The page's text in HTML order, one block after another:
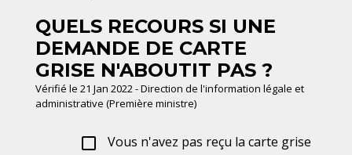
QUELS RECOURS SI UNE
DEMANDE DE CARTE
GRISE N'ABOUTIT PAS ?
Vérifié le 21 Jan 2022 - Direction de l'information légale et
administrative (Première ministre)
check_box_outline_blank Vous n'avez pas reçu la carte grise